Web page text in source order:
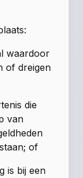
waardoor
of dreigen
die
van
of
is bij een